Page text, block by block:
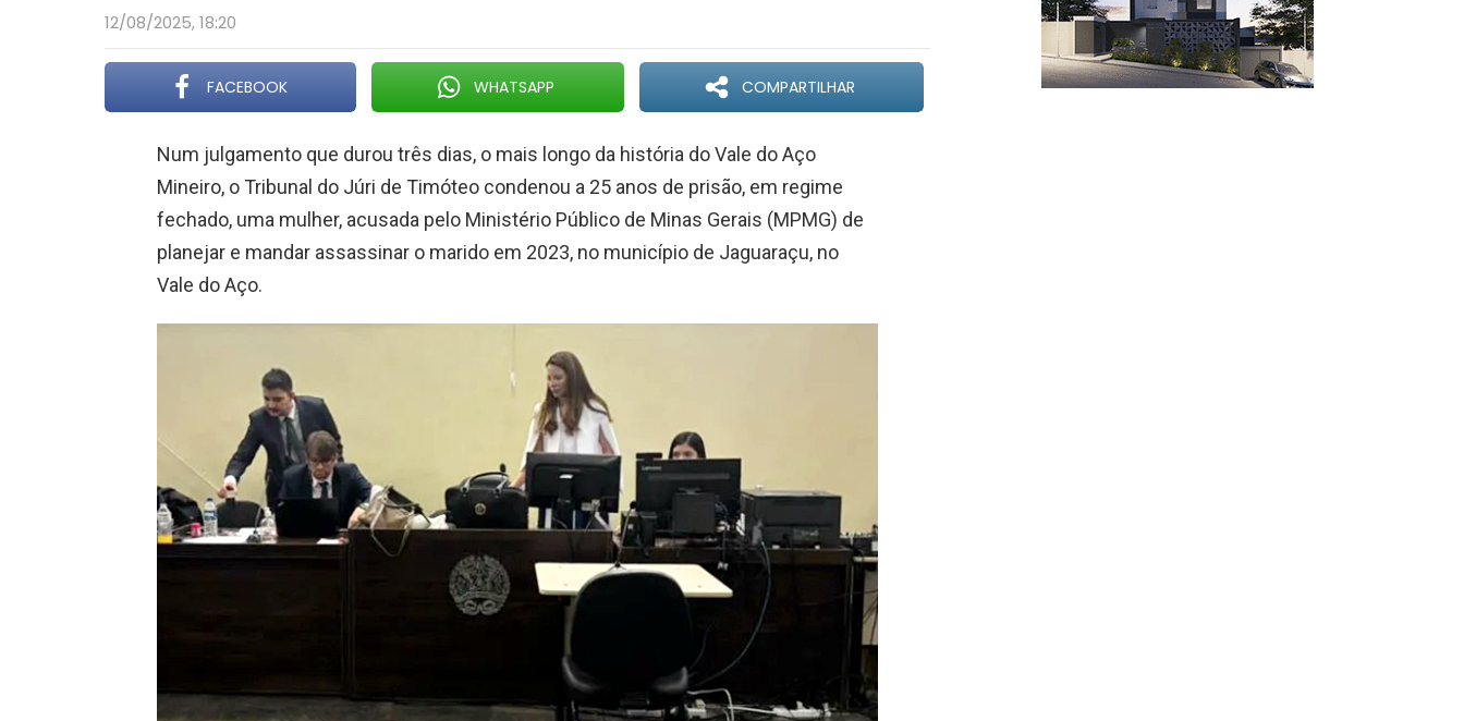
12/08/2025, 18:20
FACEBOOK WHATSAPP COMPARTILHAR
Num julgamento que durou três dias, o mais longo da história do Vale do Aço
Mineiro, o Tribunal do Júri de Timóteo condenou a 25 anos de prisão, em regime
fechado, uma mulher, acusada pelo Ministério Público de Minas Gerais (MPMG) de
planejar e mandar assassinar o marido em 2023, no município de Jaguaraçu, no
Vale do Aço.